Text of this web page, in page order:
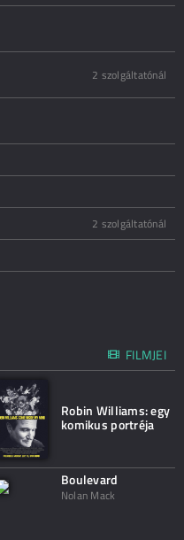
2 szolgáltatónál
2 szolgáltatónál
FILMJEI
Robin Williams: egy
komikus portréja
Boulevard
Nolan Mack